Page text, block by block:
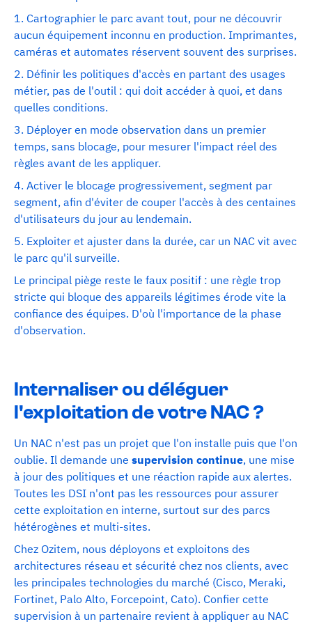
1. Cartographier le parc avant tout, pour ne découvrir
aucun équipement inconnu en production. Imprimantes,
caméras et automates réservent souvent des surprises.
2. Définir les politiques d'accès en partant des usages
métier, pas de l'outil : qui doit accéder à quoi, et dans
quelles conditions.
3. Déployer en mode observation dans un premier
temps, sans blocage, pour mesurer l'impact réel des
règles avant de les appliquer.
4. Activer le blocage progressivement, segment par
segment, afin d'éviter de couper l'accès à des centaines
d'utilisateurs du jour au lendemain.
5. Exploiter et ajuster dans la durée, car un NAC vit avec
le parc qu'il surveille.
Le principal piège reste le faux positif : une règle trop
stricte qui bloque des appareils légitimes érode vite la
confiance des équipes. D'où l'importance de la phase
d'observation.
Internaliser ou déléguer
l'exploitation de votre NAC ?
Un NAC n'est pas un projet que l'on installe puis que l'on
oublie. Il demande une supervision continue, une mise
à jour des politiques et une réaction rapide aux alertes.
Toutes les DSI n'ont pas les ressources pour assurer
cette exploitation en interne, surtout sur des parcs
hétérogènes et multi-sites.
Chez Ozitem, nous déployons et exploitons des
architectures réseau et sécurité chez nos clients, avec
les principales technologies du marché (Cisco, Meraki,
Fortinet, Palo Alto, Forcepoint, Cato). Confier cette
supervision à un partenaire revient à appliquer au NAC